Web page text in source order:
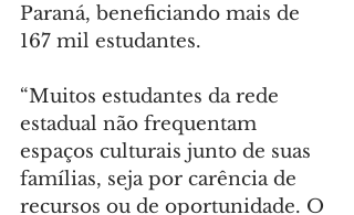
Paraná, beneficiando mais de
167 mil estudantes.
“Muitos estudantes da rede
estadual não frequentam
espaços culturais junto de suas
famílias, seja por carência de
recursos ou de oportunidade. O